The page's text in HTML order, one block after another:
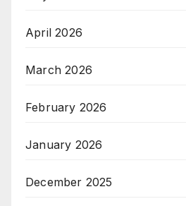
April 2026
March 2026
February 2026
January 2026
December 2025